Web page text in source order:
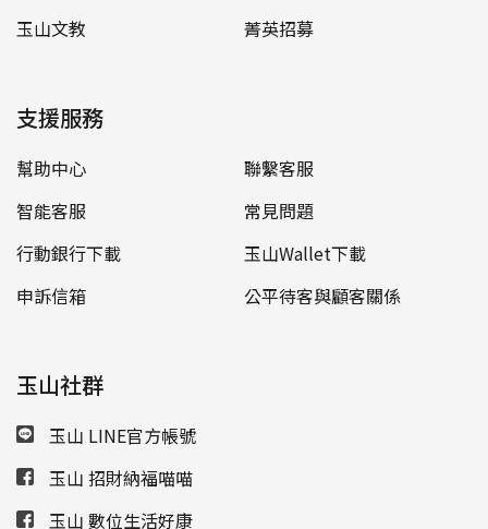
玉山文教
菁英招募
支援服務
幫助中心
聯繫客服
智能客服
常見問題
行動銀行下載
玉山Wallet下載
申訴信箱
公平待客與顧客關係
玉山社群
玉山 LINE官方帳號
玉山 招財納福喵喵
玉山 數位生活好康